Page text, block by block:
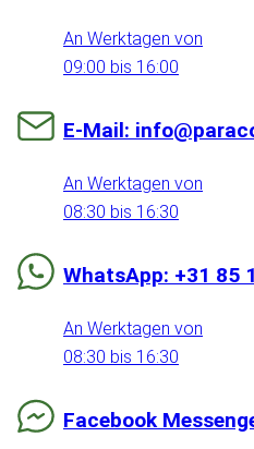
An Werktagen von
09:00 bis 16:00
E-Mail:
An Werktagen von
08:30 bis 16:30
WhatsApp: +31 85
An Werktagen von
08:30 bis 16:30
Facebook